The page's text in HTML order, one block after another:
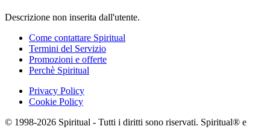
Descrizione non inserita dall'utente.
Come contattare Spiritual
Termini del Servizio
Promozioni e offerte
Perchè Spiritual
Privacy Policy
Cookie Policy
© 1998-2026 Spiritual - Tutti i diritti sono riservati. Spiritual® e